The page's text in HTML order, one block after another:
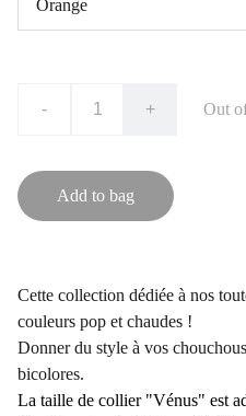
- + Out
Add to bag
Cette collection dédiée à nos
couleurs pop et chaudes !
Donner du style à vos
bicolores.
La taille de collier "Vénus" est